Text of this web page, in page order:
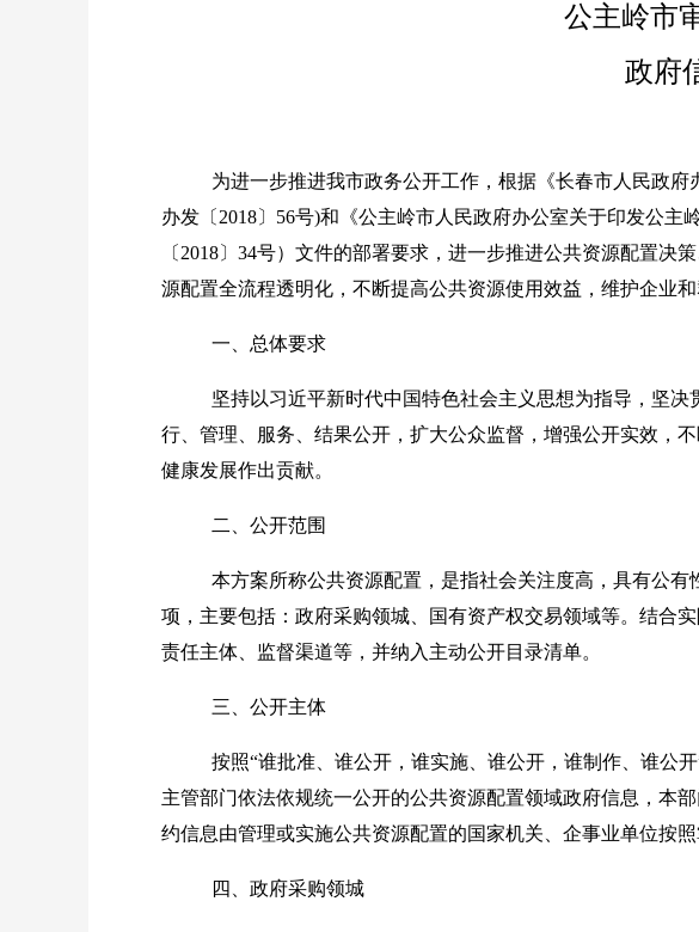
公主岭市
政府
为进一步推进我市政务公开工作，根据《长春市人民政
办发〔 2018〕 56号)和《公主岭市人民政府办公室关于印发公主
〔 2018〕 34号）文件的部署要求，进一步推进公共资源配置决
源配置全流程透明化，不断提高公共资源使用效益，维护企业
一、总体要求
坚持以习近平新时代中国特色社会主义思想为指导，坚
行、管理、服务、结果公开，扩大公众监督，增强公开实效，
健康发展作出贡献。
二、公开范围
本方案所称公共资源配置，是指社会关注度高，具有公
项，主要包括：政府采购领城、国有资产权交易领域等。结合
责任主体、监督渠道等，并纳入主动公开目录清单。
三、公开主体
按照“谁批准、谁公开，谁实施、谁公开，谁制作、谁公
主管部门依法依规统一公开的公共资源配置领域政府信息，本
约信息由管理或实施公共资源配置的国家机关、企事业单位按照
四、政府采购领城